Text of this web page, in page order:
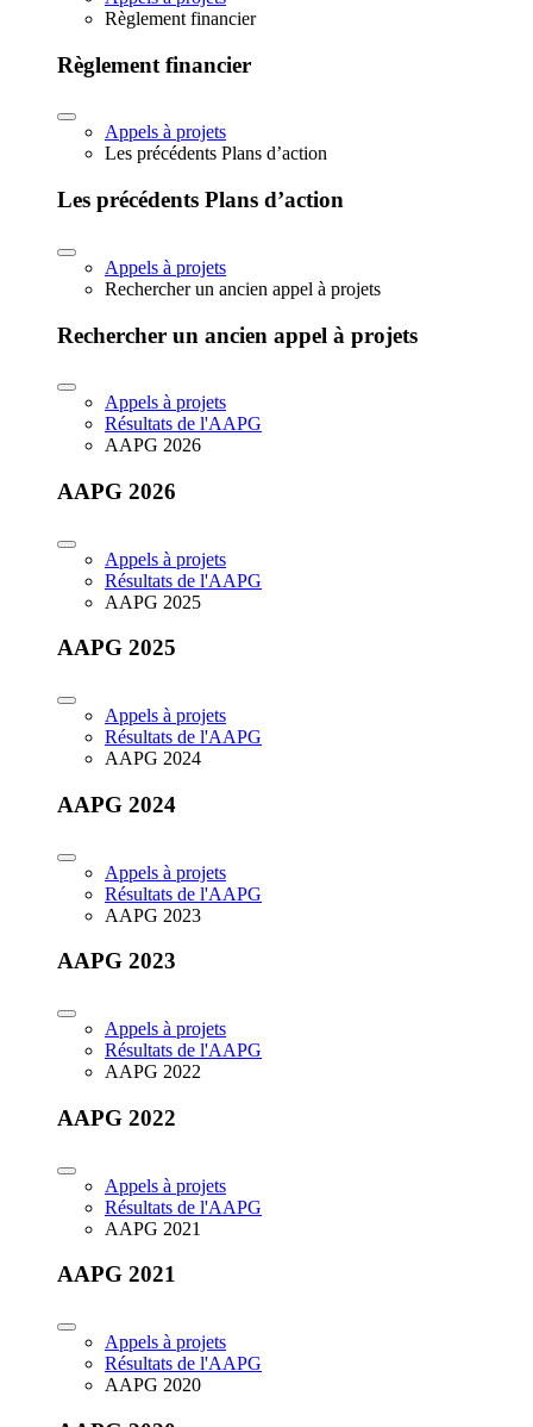
Règlement financier
Règlement financier
Appels à projets
Les précédents Plans d’action
Les précédents Plans d’action
Appels à projets
Rechercher un ancien appel à projets
Rechercher un ancien appel à projets
Appels à projets
Résultats de l'AAPG
AAPG 2026
AAPG 2026
Appels à projets
Résultats de l'AAPG
AAPG 2025
AAPG 2025
Appels à projets
Résultats de l'AAPG
AAPG 2024
AAPG 2024
Appels à projets
Résultats de l'AAPG
AAPG 2023
AAPG 2023
Appels à projets
Résultats de l'AAPG
AAPG 2022
AAPG 2022
Appels à projets
Résultats de l'AAPG
AAPG 2021
AAPG 2021
Appels à projets
Résultats de l'AAPG
AAPG 2020